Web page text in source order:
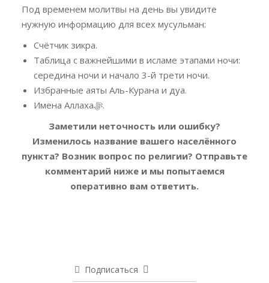
Под временем молитвы на день вы увидите
нужную информацию для всех мусульман:
Счётчик зикра.
Таблица с важнейшими в исламе этапами ночи:
середина ночи и начало 3-й трети ночи.
Избранные аяты Аль-Курана и дуа.
Имена Аллахаﷻ.
Заметили неточность или ошибку?
Изменилось название вашего населённого
пункта? Возник вопрос по религии? Отправьте
комментарий ниже и мы попытаемся
оперативно вам ответить.
Подписаться